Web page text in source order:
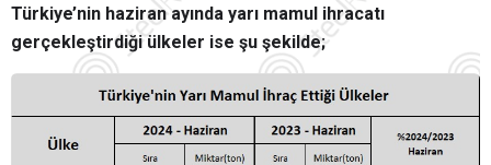
Türkiye’nin haziran ayında yarı mamul ihracatı
gerçekleştirdiği ülkeler ise şu şekilde;